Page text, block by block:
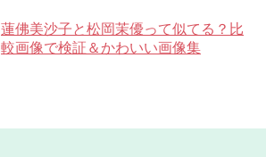
蓮佛美沙子と松岡茉優って似てる？比
較画像で検証＆かわいい画像集